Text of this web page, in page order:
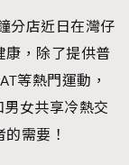
分店近日在灣仔
康，除了提供普
等熱門運動，
女共享冷熱交
需要！